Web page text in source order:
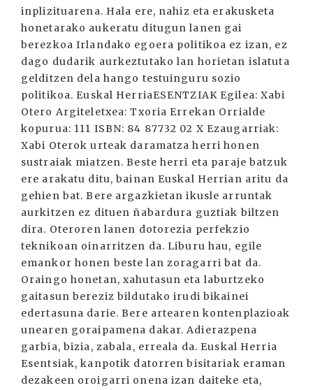
inplizituarena. Hala ere, nahiz eta erakusketa
honetarako aukeratu ditugun lanen gai
berezkoa Irlandako egoera politikoa ez izan, ez
dago dudarik aurkeztutako lan horietan islatuta
gelditzen dela hango testuinguru sozio
politikoa. Euskal HerriaESENTZIAK Egilea: Xabi
Otero Argiteletxea: Txoria Errekan Orrialde
kopurua: 111 ISBN: 84 87732 02 X Ezaugarriak:
Xabi Oterok urteak daramatza herri honen
sustraiak miatzen. Beste herri eta paraje batzuk
ere arakatu ditu, bainan Euskal Herrian aritu da
gehien bat. Bere argazkietan ikusle arruntak
aurkitzen ez dituen ñabardura guztiak biltzen
dira. Oteroren lanen dotorezia perfekzio
teknikoan oinarritzen da. Liburu hau, egile
emankor honen beste lan zoragarri bat da.
Oraingo honetan, xahutasun eta laburtzeko
gaitasun bereziz bildutako irudi bikainei
edertasuna darie. Bere artearen kontenplazioak
unearen goraipamena dakar. Adierazpena
garbia, bizia, zabala, erreala da. Euskal Herria
Esentsiak, kanpotik datorren bisitariak eraman
dezakeen oroigarri onena izan daiteke eta,